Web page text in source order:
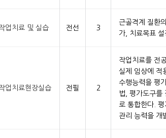
업치료 및 실습 전선 3
근골격계 질환
가, 치료목표
업치료현장실습 전필 2
작업치료를 전
실제 임상에 적
수행능력을 평
법, 평가도구를
로 통합한다. 평
관리 능력을 개